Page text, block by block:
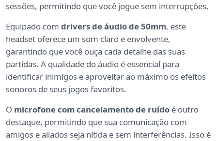
sessões, permitindo que você jogue sem interrupções.
Equipado com drivers de áudio de 50mm, este
headset oferece um som claro e envolvente,
garantindo que você ouça cada detalhe das suas
partidas. A qualidade do áudio é essencial para
identificar inimigos e aproveitar ao máximo os efeitos
sonoros de seus jogos favoritos.
O microfone com cancelamento de ruído é outro
destaque, permitindo que sua comunicação com
amigos e aliados seja nítida e sem interferências. Isso é